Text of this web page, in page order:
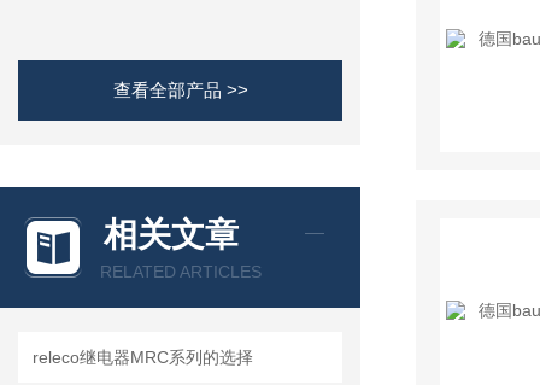
查看全部产品 >>
相关文章
RELATED ARTICLES
releco继电器MRC系列的选择